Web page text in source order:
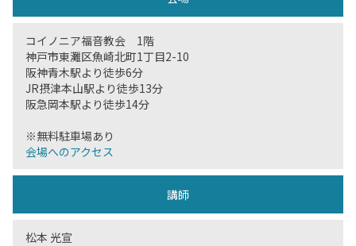
コイノニア福音教会 1階
神戸市東灘区魚崎北町1丁目2-10
阪神青木駅より徒歩6分
JR摂津本山駅より徒歩13分
阪急岡本駅より徒歩14分
※無料駐車場あり
会場へのアクセス
講師
松本 光宣